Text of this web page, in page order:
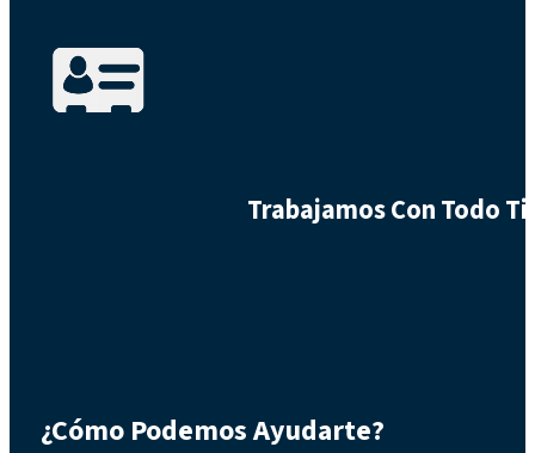
Trabajamos Con Todo
¿Cómo Podemos Ayudarte?